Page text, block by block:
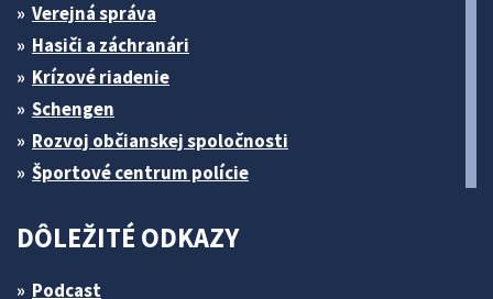
Verejná správa
Hasiči a záchranári
Krízové riadenie
Schengen
Rozvoj občianskej spoločnosti
Športové centrum polície
DÔLEŽITÉ ODKAZY
Podcast